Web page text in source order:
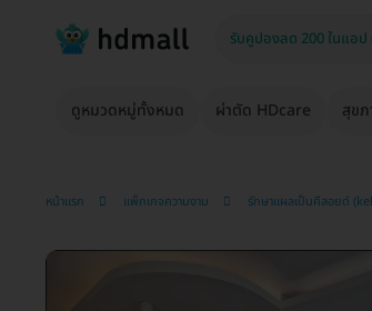
ดูหมวดหมู่ทั้งหมด ผ่าตัด HDcare สุข
หน้าแรก แพ็กเกจความงาม รักษาแผลเป็นคีลอยด์